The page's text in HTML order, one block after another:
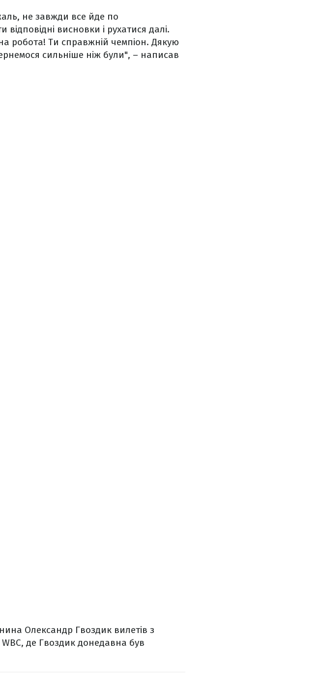
не завжди все йде по
висновки і рухатися далі.
робота! Ти справжній чемпіон. Дякую
сильніше ніж були", – написав
Олександр Гвоздик вилетів з
WBC, де Гвоздик донедавна був